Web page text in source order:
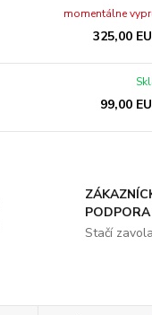
325,00
momentálne
99,00
PODPORA
Stačí